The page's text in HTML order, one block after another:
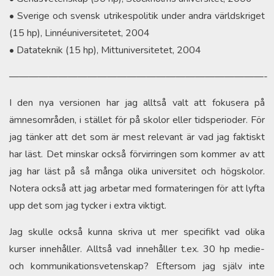
• Sverige och svensk utrikespolitik under andra världskriget
(15 hp), Linnéuniversitetet, 2004
• Datateknik (15 hp), Mittuniversitetet, 2004
——————————————————————————-
I den nya versionen har jag alltså valt att fokusera på
ämnesområden, i stället för på skolor eller tidsperioder. För
jag tänker att det som är mest relevant är vad jag faktiskt
har läst. Det minskar också förvirringen som kommer av att
jag har läst på så många olika universitet och högskolor.
Notera också att jag arbetar med formateringen för att lyfta
upp det som jag tycker i extra viktigt.
Jag skulle också kunna skriva ut mer specifikt vad olika
kurser innehåller. Alltså vad innehåller t.ex. 30 hp medie-
och kommunikationsvetenskap? Eftersom jag själv inte